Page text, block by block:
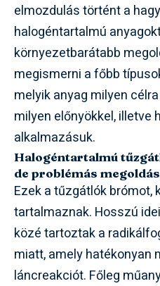
elmozdulás történt a
halogéntartalmú
környezetbarátabb
megismerni a főbb
melyik anyag milyen
milyen előnyökkel, illetve
alkalmazásuk.
Halogéntartalmú
de problémás
Ezek a tűzgátlók brómot,
tartalmaznak. Hosszú
közé tartoztak a
miatt, amely hatékonyan
láncreakciót. Főleg